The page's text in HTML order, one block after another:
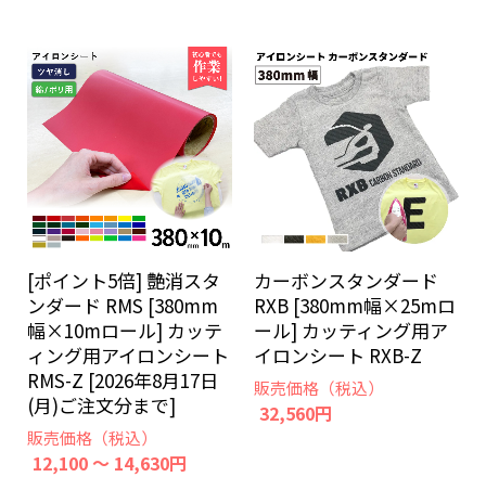
[ポイント5倍] 艶消スタ
ンダード RMS [380mm
幅×10mロール] カッテ
ィング用アイロンシート
RMS-Z [2026年8月17日
(月)ご注文分まで]
販売価格（税込）
12,100 ～ 14,630円
カーボンスタンダード
RXB [380mm幅×25mロ
ール] カッティング用ア
イロンシート RXB-Z
販売価格（税込）
32,560円